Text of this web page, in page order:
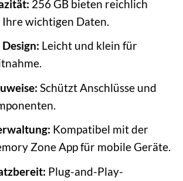
256 GB bieten reichlich
wichtigen Daten.
Leicht und klein für
Schützt Anschlüsse und
Kompatibel mit der
Zone App für mobile Geräte.
Plug-and-Play-